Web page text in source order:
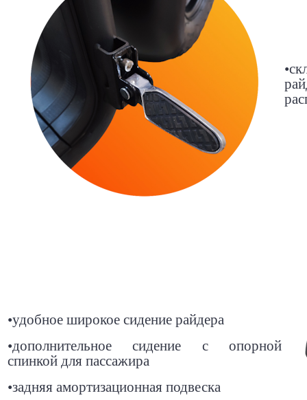
•
•удобное широкое сидение райдера
•дополнительное сидение с опорной
спинкой для пассажира
•задняя амортизационная подвеска